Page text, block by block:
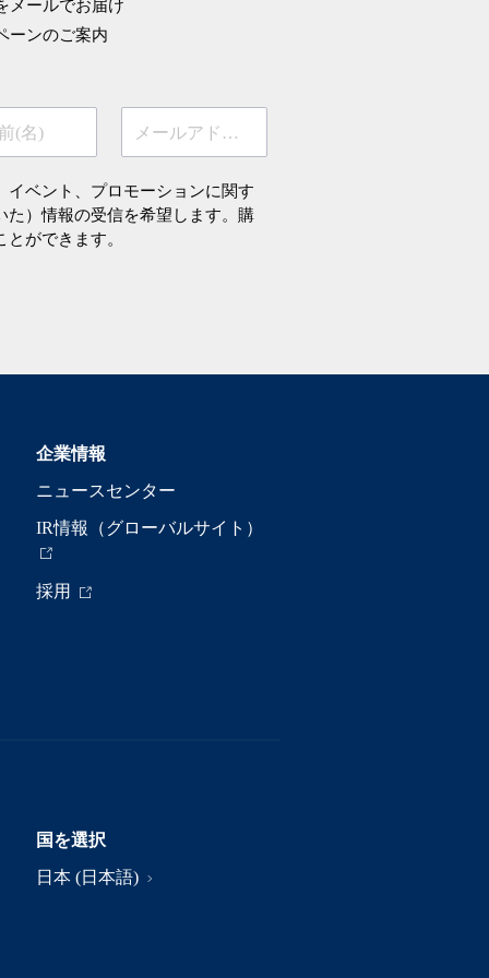
メールでお届け
ーンのご案内
(名) メールアドレス
イベント、プロモーションに関す
た）情報の受信を希望します。購
ができます。
企業情報
ニュースセンター
IR情報（グローバルサイト）
採用
国を選択
日本 (日本語)